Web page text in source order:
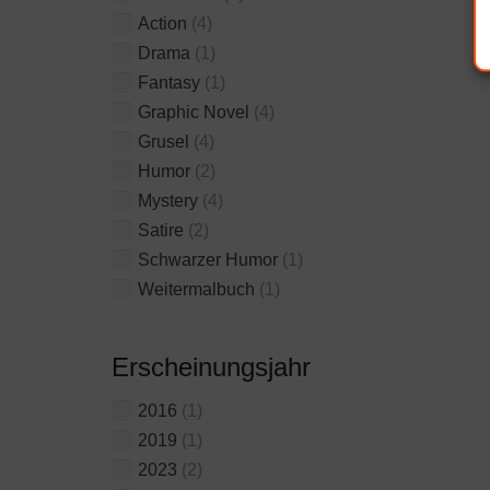
Action (4)
Drama (1)
Fantasy (1)
Graphic Novel (4)
Grusel (4)
Humor (2)
Mystery (4)
Satire (2)
Schwarzer Humor (1)
Weitermalbuch (1)
Erscheinungsjahr
2016 (1)
2019 (1)
2023 (2)